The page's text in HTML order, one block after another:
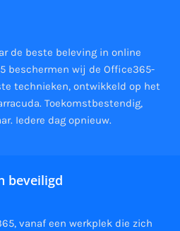
de beste beleving in online
beschermen wij de Office365-
technieken, ontwikkeld op het
Toekomstbestendig,
Iedere dag opnieuw.
beveiligd
vanaf een werkplek die zich